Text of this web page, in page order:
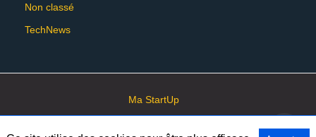
Non classé
TechNews
Ma StartUp